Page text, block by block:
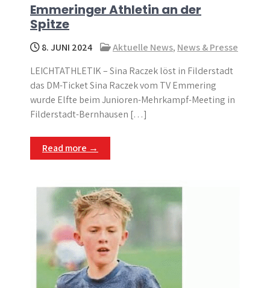
Emmeringer Athletin an der
Spitze
8. JUNI 2024 Aktuelle News, News & Presse
LEICHTATHLETIK – Sina Raczek löst in Filderstadt
das DM-Ticket Sina Raczek vom TV Emmering
wurde Elfte beim Junioren-Mehrkampf-Meeting in
Filderstadt-Bernhausen […]
Read more →